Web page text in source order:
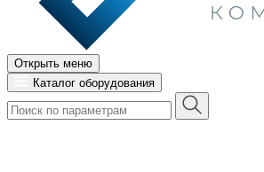
Открыть меню
Каталог оборудования